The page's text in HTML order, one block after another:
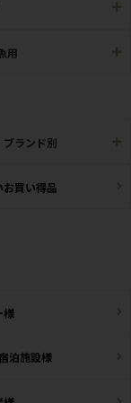
用
ブランド別
お買い得品
様
泊施設様